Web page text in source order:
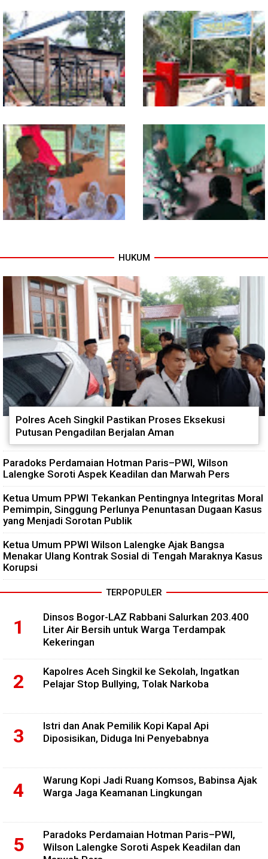
TNI dan Warga Tuntaskan
Jembatan Garuda, Akses
Ekonomi Kian Terbuka
Warung Kopi Jadi Ruang
Komsos, Babinsa Ajak Warga
Jaga Keamanan Lingkungan
Program TNI AD Manunggal Air
Masuki Tahap Pendirian Tower
Polytank di Simpang Kiri
Sentuhan Akhir Jembatan
Garuda Dikebut, Kodim 0118
Optimistis Tepat Waktu
Babinsa Tanamkan Nilai
kepada Siswa SMP
Babinsa dan Bhabinkamtibmas
Kibarkan Merah Putih
HUKUM
Polres Aceh Singkil Pastikan Proses Eksekusi
Putusan Pengadilan Berjalan Aman
Paradoks Perdamaian Hotman Paris–PWI, Wilson
Lalengke Soroti Aspek Keadilan dan Marwah Pers
Ketua Umum PPWI Tekankan Pentingnya Integritas Moral
Pemimpin, Singgung Perlunya Penuntasan Dugaan Kasus
yang Menjadi Sorotan Publik
Ketua Umum PPWI Wilson Lalengke Ajak Bangsa
Menakar Ulang Kontrak Sosial di Tengah Maraknya Kasus
Korupsi
TERPOPULER
Dinsos Bogor-LAZ Rabbani Salurkan 203.400
Liter Air Bersih untuk Warga Terdampak
Kekeringan
Kapolres Aceh Singkil ke Sekolah, Ingatkan
Pelajar Stop Bullying, Tolak Narkoba
Istri dan Anak Pemilik Kopi Kapal Api
Diposisikan, Diduga Ini Penyebabnya
Warung Kopi Jadi Ruang Komsos, Babinsa Ajak
Warga Jaga Keamanan Lingkungan
Paradoks Perdamaian Hotman Paris–PWI,
Wilson Lalengke Soroti Aspek Keadilan dan